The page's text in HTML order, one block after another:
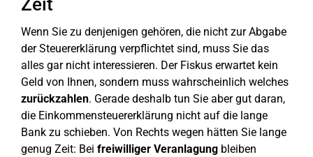
Zeit
Wenn Sie zu denjenigen gehören, die nicht zur Abgabe
der Steuererklärung verpflichtet sind, muss Sie das
alles gar nicht interessieren. Der Fiskus erwartet kein
Geld von Ihnen, sondern muss wahrscheinlich welches
zurückzahlen. Gerade deshalb tun Sie aber gut daran,
die Einkommensteuererklärung nicht auf die lange
Bank zu schieben. Von Rechts wegen hätten Sie lange
genug Zeit: Bei freiwilliger Veranlagung bleiben